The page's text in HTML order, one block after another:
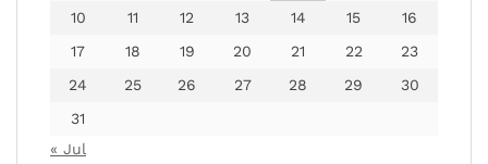
10
11 12 13 14 15
16
17
18 19 20 21 22
23
24
25 26 27 28 29
30
31
« Jul